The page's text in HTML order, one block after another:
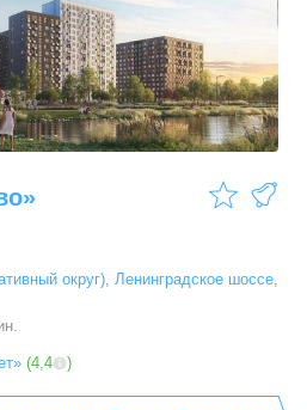
15 предложений
от14 592 460 ₽
29 предложений
предложений
1 предложение
округ), Ленинградское шоссе,
(4,4 )